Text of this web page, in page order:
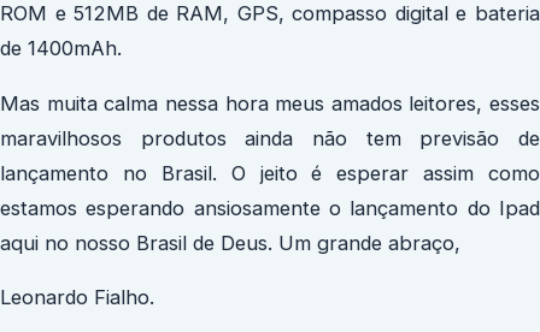
ROM e 512MB de RAM, GPS, compasso digital e bateria
de 1400mAh.
Mas muita calma nessa hora meus amados leitores, esses
maravilhosos produtos ainda não tem previsão de
lançamento no Brasil. O jeito é esperar assim como
estamos esperando ansiosamente o lançamento do Ipad
aqui no nosso Brasil de Deus. Um grande abraço,
Leonardo Fialho.